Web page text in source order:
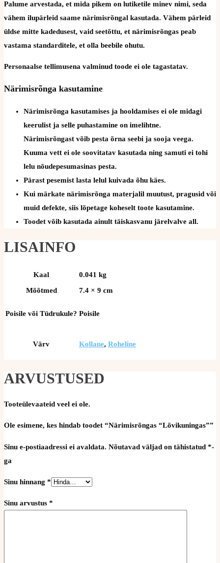
Palume arvestada, et mida pikem on lutiketile minev nimi, seda
vähem ilupärleid saame närimisrõngal kasutada. Vähem pärleid
üldse mitte kadedusest, vaid seetõttu, et närimisrõngas peab
vastama standarditele, et olla beebile ohutu.
Personaalse tellimusena valminud toode ei ole tagastatav.
Närimisrõnga kasutamine
Närimisrõnga kasutamises ja hooldamises ei ole midagi
keerulist ja selle puhastamine on imelihtne.
Närimisrõngast võib pesta õrna seebi ja sooja veega.
Kuuma vett ei ole soovitatav kasutada ning samuti ei tohi
lelu nõudepesumasinas pesta.
Pärast pesemist lasta lelul kuivada õhu käes.
Kui märkate närimisrõnga materjalil muutust, pragusid või
muid defekte, siis lõpetage koheselt toote kasutamine.
Toodet võib kasutada ainult täiskasvanu järelvalve all.
LISAINFO
Kaal
0.041 kg
Mõõtmed
7.4 × 9 cm
Poisile või Tüdrukule? Poisile
Värv Kollane, Roheline
ARVUSTUSED
Tooteülevaateid veel ei ole.
Ole esimene, kes hindab toodet “Närimisrõngas “Lõvikuningas””
Sinu e-postiaadressi ei avaldata. Nõutavad väljad on tähistatud *-
ga
Sinu hinnang *
Sinu arvustus *